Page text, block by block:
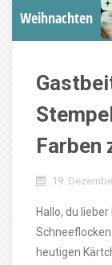
Weihnachten
Farben
19.
Hallo, du
heutigen